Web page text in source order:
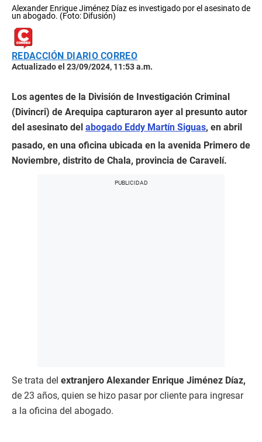
Alexander Enrique Jiménez Díaz es investigado por el asesinato de
un abogado. (Foto: Difusión)
REDACCIÓN DIARIO CORREO
Actualizado el 23/09/2024, 11:53 a.m.
Los agentes de la División de Investigación Criminal
(Divincri) de Arequipa capturaron ayer al presunto autor
del asesinato del abogado Eddy Martín Siguas, en abril
pasado, en una oficina ubicada en la avenida Primero de
Noviembre, distrito de Chala, provincia de Caravelí.
Se trata del extranjero Alexander Enrique Jiménez Díaz,
de 23 años, quien se hizo pasar por cliente para ingresar
a la oficina del abogado.